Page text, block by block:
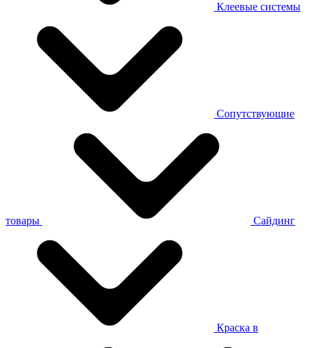
Клеевые системы
Сопутствующие
товары Сайдинг
Краска в